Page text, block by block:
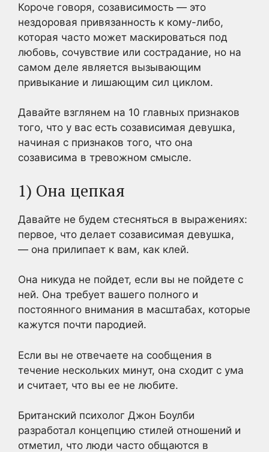
Короче говоря, созависимость — это
нездоровая привязанность к кому-либо,
которая часто может маскироваться под
любовь, сочувствие или сострадание, но на
самом деле является вызывающим
привыкание и лишающим сил циклом.
Давайте взглянем на 10 главных признаков
того, что у вас есть созависимая девушка,
начиная с признаков того, что она
созависима в тревожном смысле.
1) Она цепкая
Давайте не будем стесняться в выражениях:
первое, что делает созависимая девушка,
— она прилипает к вам, как клей.
Она никуда не пойдет, если вы не пойдете с
ней. Она требует вашего полного и
постоянного внимания в масштабах, которые
кажутся почти пародией.
Если вы не отвечаете на сообщения в
течение нескольких минут, она сходит с ума
и считает, что вы ее не любите.
Британский психолог Джон Боулби
разработал концепцию стилей отношений и
отметил, что люди часто общаются в